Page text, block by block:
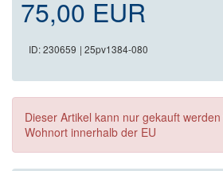
75,00 EUR
ID: 230659 | 25pv1384-080
Dieser Artikel kann nur gekauft
Wohnort innerhalb der EU